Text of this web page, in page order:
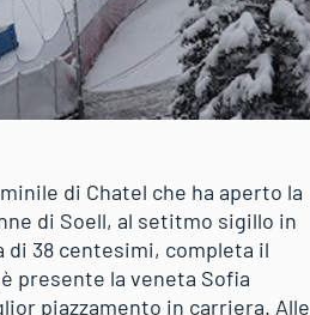
di Chatel che ha aperto la
di Soell, al setitmo sigillo in
di 38 centesimi, completa il
presente la veneta Sofia
piazzamento in carriera. Alle